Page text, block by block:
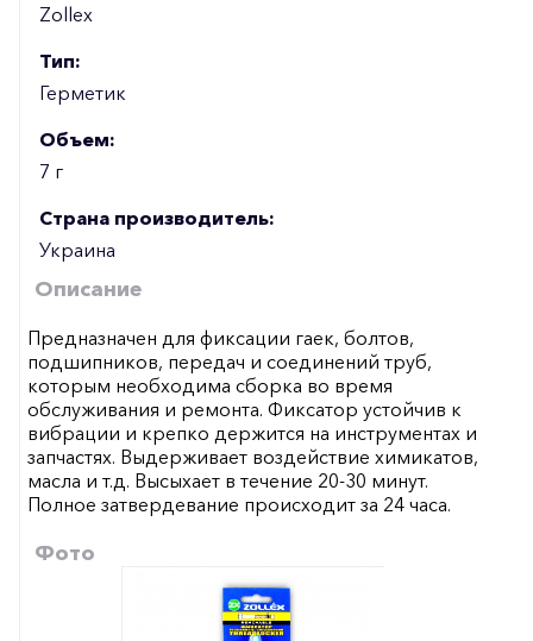
Zollex
Тип:
Герметик
Объем:
7 г
Страна производитель:
Украина
Описание
Предназначен для фиксации гаек, болтов,
подшипников, передач и соединений труб,
которым необходима сборка во время
обслуживания и ремонта. Фиксатор устойчив к
вибрации и крепко держится на инструментах и
запчастях. Выдерживает воздействие химикатов,
масла и т.д. Высыхает в течение 20-30 минут.
Полное затвердевание происходит за 24 часа.
Фото